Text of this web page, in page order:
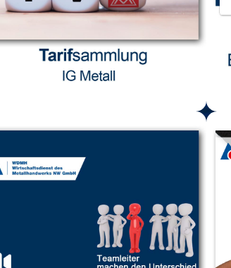
Auftraggebern bzw. der
VideoTraining
motivieren
Begrüßung und Inhalte 05:20
Grundlagen 07:38
Erwartungen an die Arbeitgeber 12:41
Erwartungen an die Arbeit 16:17
10 zusammenfassende Tipps 07:23